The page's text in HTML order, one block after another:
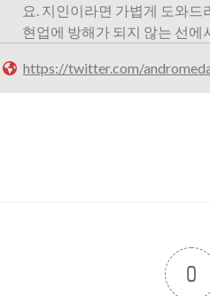
요. 지인이라면 가볍게 도와
현업에 방해가 되지 않는 선에
https://twitter.com/
0